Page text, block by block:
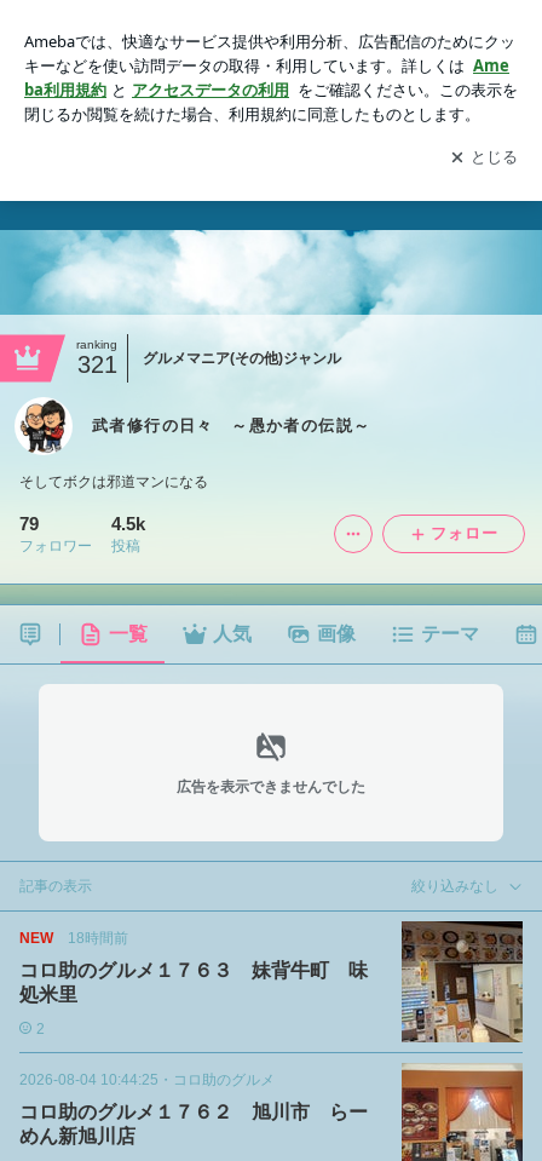
アプリをダウンロードして ブログの更新通知
を受け取りまし
ょう。
開く
ranking
321 グルメマニア(その他)ジャンル
武者修行の日々 ～愚か者の伝説～
そしてボクは邪道マンになる
79
フォロワー
4.5k
投稿
フォロー
一覧 人気 画像 テーマ
広告を表示できませんでした
記事の表示 絞り込みなし
NEW 18時間前
コロ助のグルメ１７６３ 妹背牛町 味
処米里
2
2026-08-04 10:44:25 ・ コロ助のグルメ
コロ助のグルメ１７６２ 旭川市 らー
めん新旭川店